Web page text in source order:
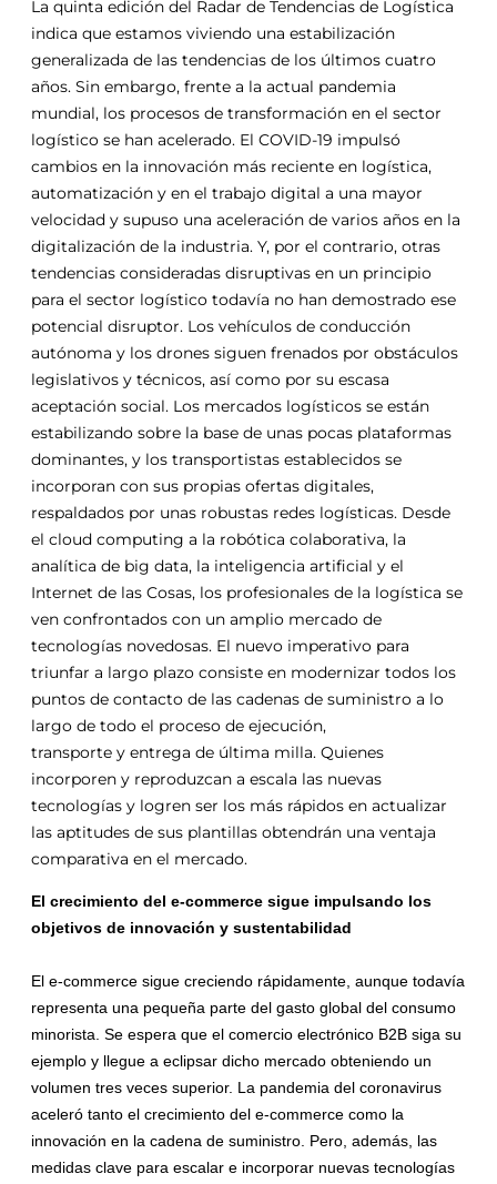
La quinta edición del Radar de Tendencias de Logística
indica que estamos viviendo una estabilización
generalizada de las tendencias de los últimos cuatro
años. Sin embargo, frente a la actual pandemia
mundial, los procesos de transformación en el sector
logístico se han acelerado. El COVID-19 impulsó
cambios en la innovación más reciente en logística,
automatización y en el trabajo digital a una mayor
velocidad y supuso una aceleración de varios años en la
digitalización de la industria. Y, por el contrario, otras
tendencias consideradas disruptivas en un principio
para el sector logístico todavía no han demostrado ese
potencial disruptor. Los vehículos de conducción
autónoma y los drones siguen frenados por obstáculos
legislativos y técnicos, así como por su escasa
aceptación social. Los mercados logísticos se están
estabilizando sobre la base de unas pocas plataformas
dominantes, y los transportistas establecidos se
incorporan con sus propias ofertas digitales,
respaldados por unas robustas redes logísticas. Desde
el cloud computing a la robótica colaborativa, la
analítica de big data, la inteligencia artificial y el
Internet de las Cosas, los profesionales de la logística se
ven confrontados con un amplio mercado de
tecnologías novedosas. El nuevo imperativo para
triunfar a largo plazo consiste en modernizar todos los
puntos de contacto de las cadenas de suministro a lo
largo de todo el proceso de ejecución,
transporte y entrega de última milla. Quienes
incorporen y reproduzcan a escala las nuevas
tecnologías y logren ser los más rápidos en actualizar
las aptitudes de sus plantillas obtendrán una ventaja
comparativa en el mercado.
El crecimiento del e-commerce sigue impulsando los
objetivos de innovación y sustentabilidad
El e-commerce sigue creciendo rápidamente, aunque todavía
representa una pequeña parte del gasto global del consumo
minorista. Se espera que el comercio electrónico B2B siga su
ejemplo y llegue a eclipsar dicho mercado obteniendo un
volumen tres veces superior. La pandemia del coronavirus
aceleró tanto el crecimiento del e-commerce como la
innovación en la cadena de suministro. Pero, además, las
medidas clave para escalar e incorporar nuevas tecnologías